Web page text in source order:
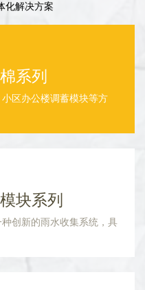
化解决方案
系列
区办公楼调蓄模块等方
块系列
创新的雨水收集系统，具